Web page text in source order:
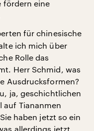
fördern eine
für chinesische
ich mich über
Rolle das
Herr Schmid, was
Ausdrucksformen?
ja, geschichtlichen
auf Tiananmen
haben jetzt so ein
allerdings jetzt